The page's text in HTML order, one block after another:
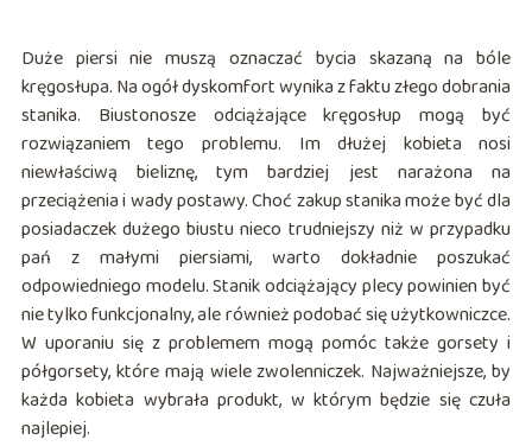
Duże piersi nie muszą oznaczać bycia skazaną na bóle
kręgosłupa. Na ogół dyskomfort wynika z faktu złego dobrania
stanika. Biustonosze odciążające kręgosłup mogą być
rozwiązaniem tego problemu. Im dłużej kobieta nosi
niewłaściwą bieliznę, tym bardziej jest narażona na
przeciążenia i wady postawy. Choć zakup stanika może być dla
posiadaczek dużego biustu nieco trudniejszy niż w przypadku
pań z małymi piersiami, warto dokładnie poszukać
odpowiedniego modelu. Stanik odciążający plecy powinien być
nie tylko funkcjonalny, ale również podobać się użytkowniczce.
W uporaniu się z problemem mogą pomóc także gorsety i
półgorsety, które mają wiele zwolenniczek. Najważniejsze, by
każda kobieta wybrała produkt, w którym będzie się czuła
najlepiej.